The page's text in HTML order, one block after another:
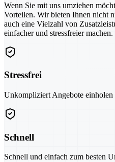
Wenn Sie mit uns umziehen
Vorteilen. Wir bieten Ihnen nicht
auch eine Vielzahl von
einfacher und stressfreier machen.
Stressfrei
Unkompliziert Angebote einholen
Schnell
Schnell und einfach zum besten